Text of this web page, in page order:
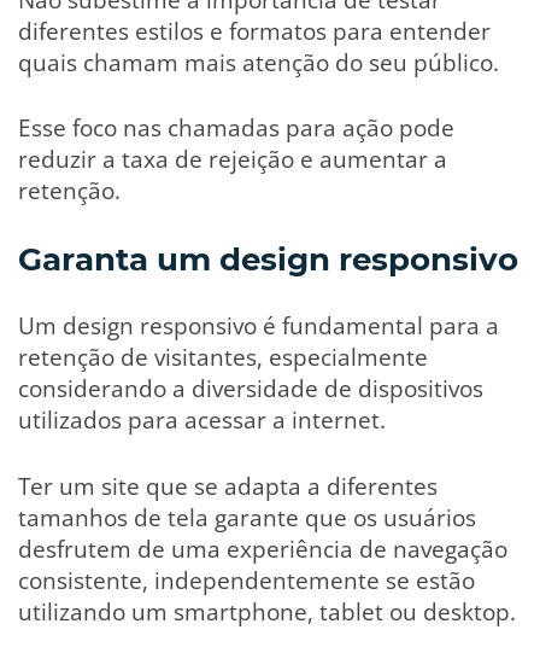
diferentes estilos e formatos para entender
quais chamam mais atenção do seu público.
Esse foco nas chamadas para ação pode
reduzir a taxa de rejeição e aumentar a
retenção.
Garanta um design responsivo
Um design responsivo é fundamental para a
retenção de visitantes, especialmente
considerando a diversidade de dispositivos
utilizados para acessar a internet.
Ter um site que se adapta a diferentes
tamanhos de tela garante que os usuários
desfrutem de uma experiência de navegação
consistente, independentemente se estão
utilizando um smartphone, tablet ou desktop.